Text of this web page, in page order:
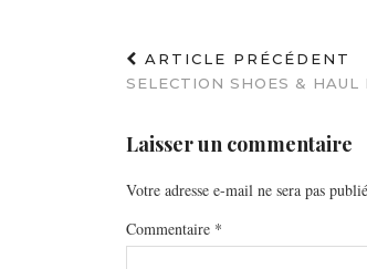
ARTICLE PRÉCÉDENT
SELECTION SHOES & HAUL
Laisser un commentaire
Votre adresse e-mail ne sera pas
Commentaire *